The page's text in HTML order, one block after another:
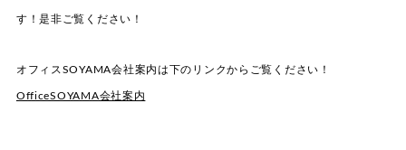
す！是非ご覧ください！
オフィスSOYAMA会社案内は下のリンクからご覧ください！
OfficeSOYAMA会社案内